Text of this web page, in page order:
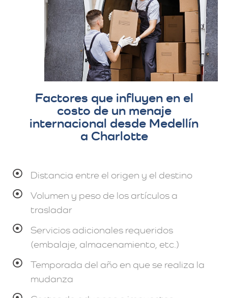
Factores que influyen en el
costo de un menaje
internacional desde Medellín
a Charlotte
Distancia entre el origen y el destino
Volumen y peso de los artículos a
trasladar
Servicios adicionales requeridos
(embalaje, almacenamiento, etc.)
Temporada del año en que se realiza la
mudanza